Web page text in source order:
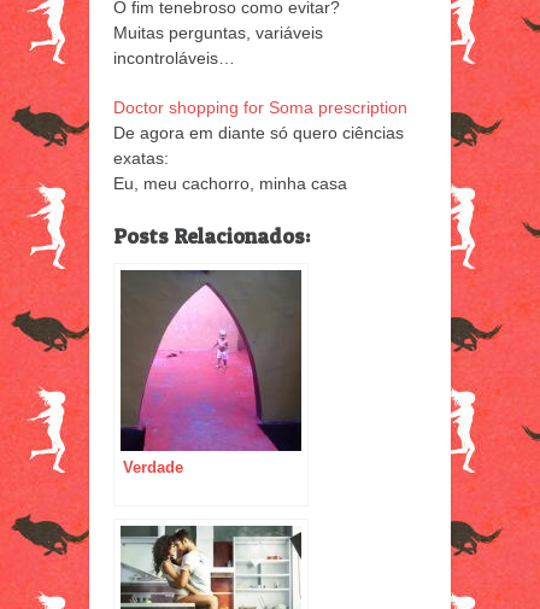
O fim tenebroso como evitar?
Muitas perguntas, variáveis
incontroláveis…
Doctor shopping for Soma prescription
De agora em diante só quero ciências
exatas:
Eu, meu cachorro, minha casa
Posts Relacionados:
Verdade